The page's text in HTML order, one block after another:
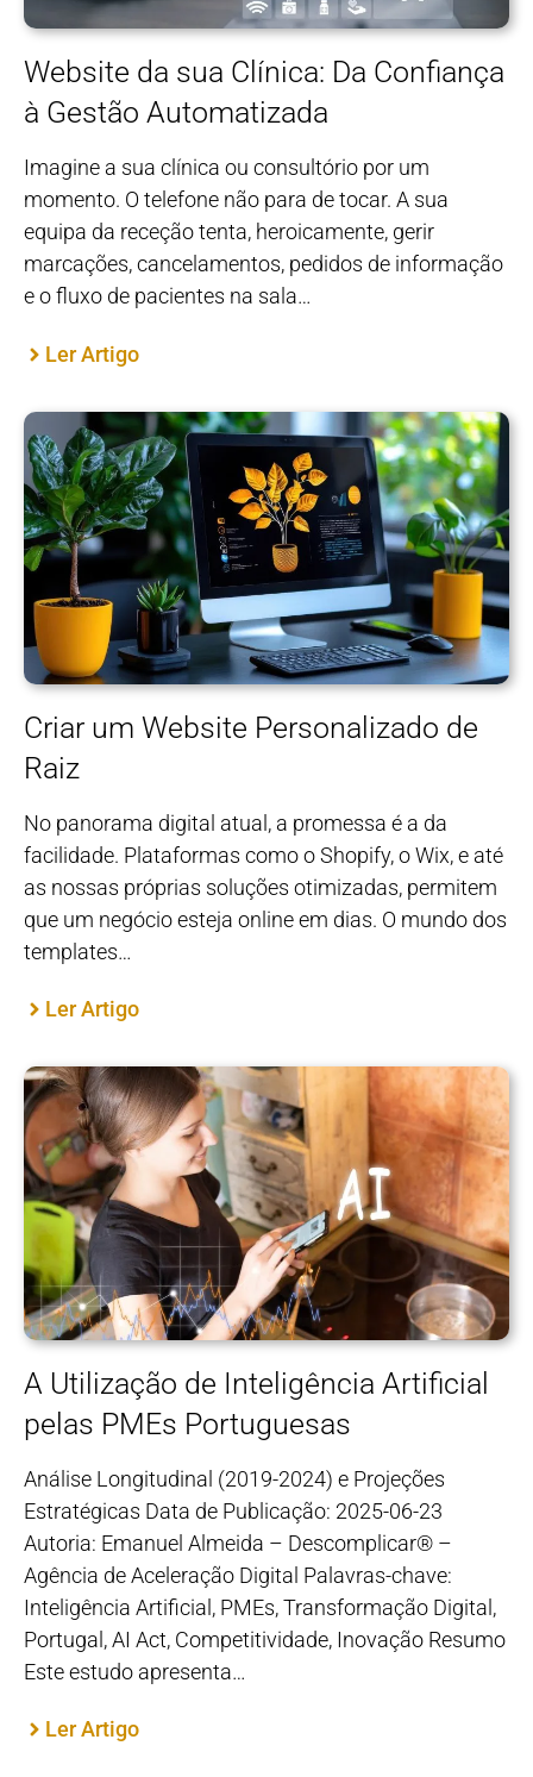
Website da sua Clínica: Da Confiança
à Gestão Automatizada
Imagine a sua clínica ou consultório por um
momento. O telefone não para de tocar. A sua
equipa da receção tenta, heroicamente, gerir
marcações, cancelamentos, pedidos de informação
e o fluxo de pacientes na sala…
Ler Artigo
Criar um Website Personalizado de
Raiz
No panorama digital atual, a promessa é a da
facilidade. Plataformas como o Shopify, o Wix, e até
as nossas próprias soluções otimizadas, permitem
que um negócio esteja online em dias. O mundo dos
templates…
Ler Artigo
A Utilização de Inteligência Artificial
pelas PMEs Portuguesas
Análise Longitudinal (2019-2024) e Projeções
Estratégicas Data de Publicação: 2025-06-23
Autoria: Emanuel Almeida – Descomplicar® –
Agência de Aceleração Digital Palavras-chave:
Inteligência Artificial, PMEs, Transformação Digital,
Portugal, AI Act, Competitividade, Inovação Resumo
Este estudo apresenta…
Ler Artigo